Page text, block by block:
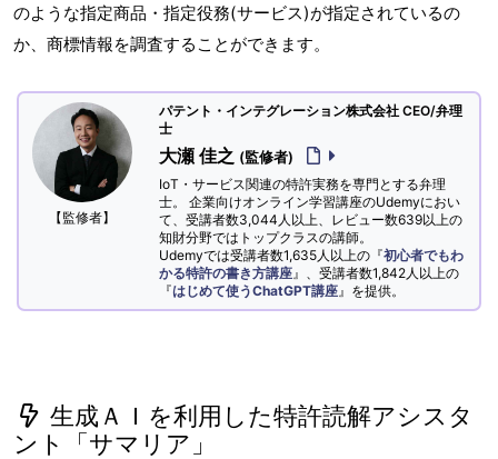
のような指定商品・指定役務(サービス)が指定されているの
か、商標情報を調査することができます。
【監修者】
パテント・インテグレーション株式会社 CEO/弁理
士
大瀬 佳之 (監修者)
IoT・サービス関連の特許実務を専門とする弁理
士。 企業向けオンライン学習講座のUdemyにおい
て、受講者数3,044人以上、レビュー数639以上の
知財分野ではトップクラスの講師。
Udemyでは受講者数1,635人以上の『初心者でもわ
かる特許の書き方講座 』、受講者数1,842人以上の
『はじめて使うChatGPT講座 』を提供。
生成ＡＩを利用した特許読解アシスタ
ント「サマリア」